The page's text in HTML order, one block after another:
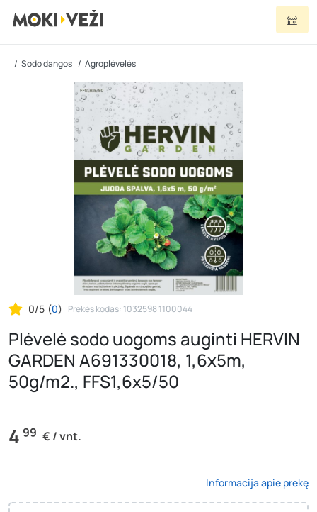
Sodo dangos Agroplėvelės
0/5 (0) Prekės kodas: 1032598 1100044
Plėvelė sodo uogoms auginti HERVIN
GARDEN A691330018, 1,6x5m,
50g/m2., FFS1,6x5/50
4 99 € / vnt.
Informacija apie prekę